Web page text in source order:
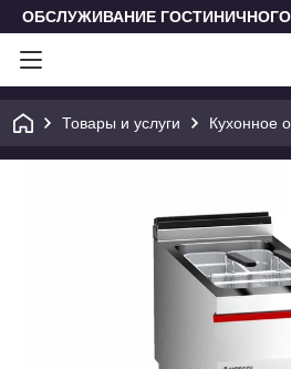
ОБСЛУЖИВАНИЕ
Товары и услуги Кухонное